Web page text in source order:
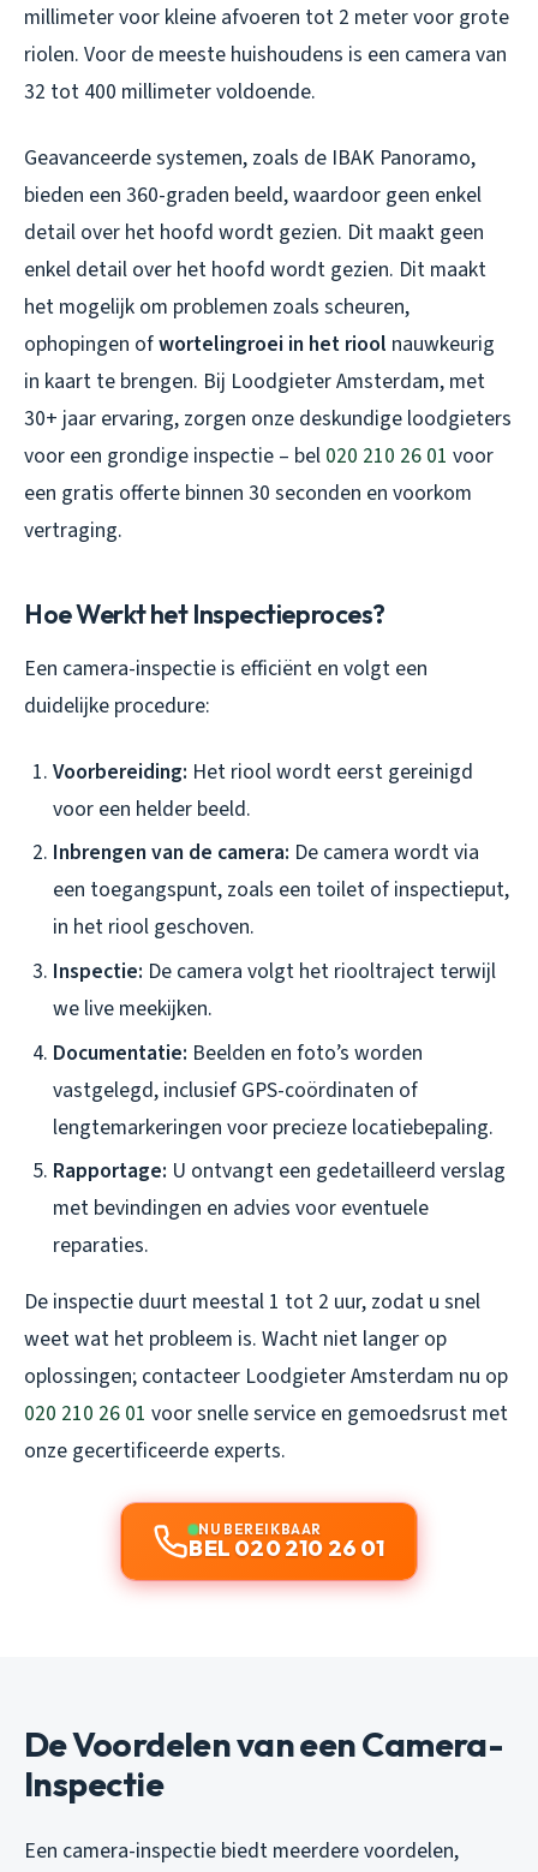
millimeter voor kleine afvoeren tot 2 meter voor grote
riolen. Voor de meeste huishoudens is een camera van
32 tot 400 millimeter voldoende.
Geavanceerde systemen, zoals de IBAK Panoramo,
bieden een 360-graden beeld, waardoor geen enkel
detail over het hoofd wordt gezien. Dit maakt geen
enkel detail over het hoofd wordt gezien. Dit maakt
het mogelijk om problemen zoals scheuren,
ophopingen ofwortelingroei in het riool nauwkeurig
in kaart te brengen. Bij Loodgieter Amsterdam, met
30+ jaar ervaring, zorgen onze deskundige loodgieters
voor een grondige inspectie – bel 020 210 26 01 voor
een gratis offerte binnen 30 seconden en voorkom
vertraging.
Hoe Werkt het Inspectieproces?
Een camera-inspectie is efficiënt en volgt een
duidelijke procedure:
Voorbereiding: Het riool wordt eerst gereinigd
voor een helder beeld.
Inbrengen van de camera: De camera wordt via
een toegangspunt, zoals een toilet of inspectieput,
in het riool geschoven.
Inspectie: De camera volgt het riooltraject terwijl
we live meekijken.
Documentatie: Beelden en foto’s worden
vastgelegd, inclusief GPS-coördinaten of
lengtemarkeringen voor precieze locatiebepaling.
Rapportage: U ontvangt een gedetailleerd verslag
met bevindingen en advies voor eventuele
reparaties.
De inspectie duurt meestal 1 tot 2 uur, zodat u snel
weet wat het probleem is. Wacht niet langer op
oplossingen; contacteer Loodgieter Amsterdam nu op
020 210 26 01 voor snelle service en gemoedsrust met
onze gecertificeerde experts.
NU BEREIKBAAR
BEL 020 210 26 01
De Voordelen van een Camera-
Inspectie
Een camera-inspectie biedt meerdere voordelen,